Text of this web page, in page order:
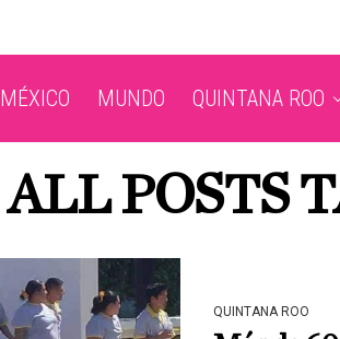
MÉXICO MUNDO QUINTANA ROO
ALL POSTS
QUINTANA ROO